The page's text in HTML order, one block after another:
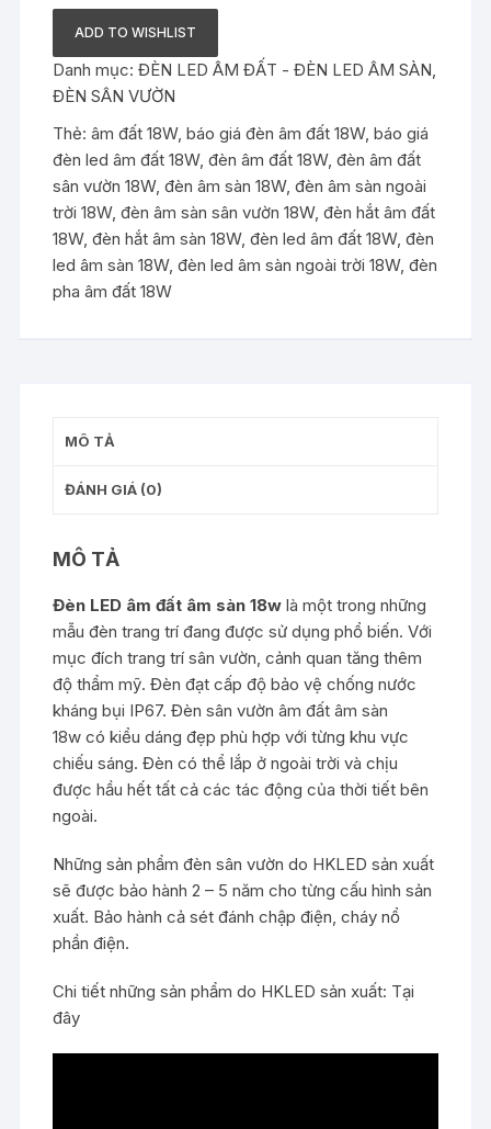
18w
tròn
-
Đèn
led
âm
sàn
18w
tròn
số
ADD TO WISHLIST
Danh mục:ĐÈN LED ÂM ĐẤT - ĐÈN LED ÂM SÀN
ĐÈN SÂN VƯỜN
Thẻ:âm đất 18W,báo giá đèn âm đất 18W,báo giá
đèn led âm đất 18W,đèn âm đất 18W,đèn âm đất
sân vườn 18W,đèn âm sàn 18W,đèn âm sàn ngoài
trời 18W,đèn âm sàn sân vườn 18W,đèn hắt âm đất
18W,đèn hắt âm sàn 18W,đèn led âm đất 18W,đèn
led âm sàn 18W,đèn led âm sàn ngoài trời 18W,đèn
pha âm đất 18W
MÔ TẢ
ĐÁNH GIÁ (0)
MÔ TẢ
Đèn LED âm đất âm sàn 18w là một trong những
mẫu đèn trang trí đang được sử dụng phổ biến. Với
mục đích trang trí sân vườn, cảnh quan tăng thêm
độ thẩm mỹ. Đèn đạt cấp độ bảo vệ chống nước
kháng bụi IP67.Đèn sân vườn âm đất âm sàn
18w có kiểu dáng đẹp phù hợp với từng khu vực
chiếu sáng. Đèn có thể lắp ở ngoài trời và chịu
được hầu hết tất cả các tác động của thời tiết bên
ngoài.
Những sản phẩm đèn sân vườn do HKLED sản xuất
sẽ được bảo hành 2 – 5 năm cho từng cấu hình sản
xuất. Bảo hành cả sét đánh chập điện, cháy nổ
phần điện.
Chi tiết những sản phẩm do HKLED sản xuất: Tại
đây